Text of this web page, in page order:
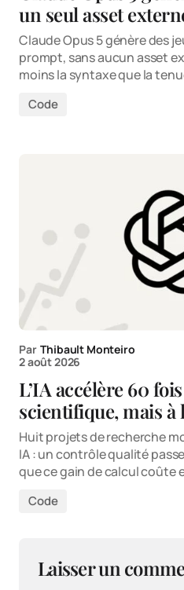
un seul asset
Claude Opus 5 génère des
prompt, sans aucun asset
moins la syntaxe que la
Code
Par Thibault Monteiro
2 août 2026
L’IA accélère 60
scientifique, mais à
Huit projets de recherche
IA : un contrôle qualité
que ce gain de calcul coûte
Code
Laisser un